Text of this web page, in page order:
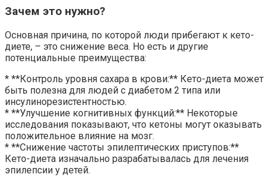
Зачем это нужно?
Основная причина, по которой люди прибегают к кето-
диете, – это снижение веса. Но есть и другие
потенциальные преимущества:
* **Контроль уровня сахара в крови:** Кето-диета может
быть полезна для людей с диабетом 2 типа или
инсулинорезистентностью.
* **Улучшение когнитивных функций:** Некоторые
исследования показывают, что кетоны могут оказывать
положительное влияние на мозг.
* **Снижение частоты эпилептических приступов:**
Кето-диета изначально разрабатывалась для лечения
эпилепсии у детей.